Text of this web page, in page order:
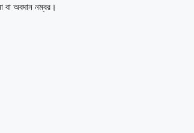
বা অবদান নম্বর।